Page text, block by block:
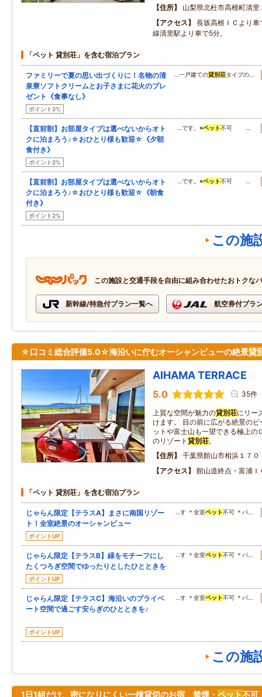
住所
山梨県北杜市高根町清里
アクセス
長坂高根ＩＣより
線清里駅より車で5分。
「ペット 貸別荘」を含む宿泊プラン
ファミリーで夏の思い出づくりに！名物の清
泉寮ソフトクリームとお子さまに花火のプレ
ゼント《食事なし》
ポイント2%
…一戸建ての貸別荘タイプの…
【直前割】お部屋タイプは選べないからオト
クに泊まろう♪☆おひとり様も歓迎☆《夕朝
食付き》
ポイント2%
…です。※ペット不可 …
【直前割】お部屋タイプは選べないからオト
クに泊まろう♪☆おひとり様も歓迎☆《朝食
付き》
ポイント2%
…です。※ペット不可 …
この施
この施設と交通手段を自由に組み合わせたおトクな
新幹線/特急付プラン一覧へ 航空券付プラ
☆口コミ総合評価5.0☆海沿いに佇むオーシャンビューの絶景貸
AIHAMA TERRACE
5.0 35件
上質な空間が魅力の貸別荘にリー
けます。 目の前に広がる絶景の
ットや富士山も一望できる極上の
のリゾート 貸別荘。
住所
千葉県館山市相浜１７０
アクセス
館山道終点・富浦
「ペット 貸別荘」を含む宿泊プラン
じゃらん限定【テラスA】まさに南国リゾー
ト！全室絶景のオーシャンビュー
ポイントUP
…す ＊全室ペット不可 ＊バ…
じゃらん限定【テラスB】緑をモチーフにし
たくつろぎ空間でゆったりとしたひとときを
ポイントUP
…す ＊全室ペット不可 ＊バ…
じゃらん限定【テラスC】海沿いのプライベ
ート空間で過ごす安らぎのひとときを♪
ポイントUP
…す ＊全室ペット不可 ＊バ…
この施
1日1組だけ、密になりにくい一棟貸切のお宿 禁煙・ ペット不可